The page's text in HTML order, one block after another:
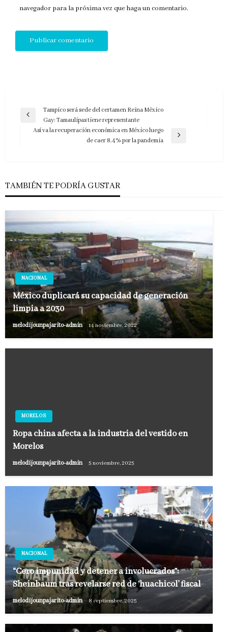
navegador para la próxima vez que haga un comentario.
Navegación
anterior
Tampico será sede del certamen Reina México
Gay: Tamaulipas tiene representante
Así va la recuperación económica en México luego
de caer 8.4% por la pandemia
TAMBIÉN TE PODRÍA GUSTAR
NACIONAL
México duplicará su capacidad de generación
limpia a 2030
melodijounpajarito-admin 14 noviembre, 2022
MORELOS
Ropa china afecta a la industria del vestido en
Morelos
melodijounpajarito-admin 5 noviembre, 2025
NACIONAL
“Cero impunidad y detener a involucrados”:
Sheinbaum tras revelarse red de ‘huachicol’ fiscal
melodijounpajarito-admin 8 septiembre, 2025